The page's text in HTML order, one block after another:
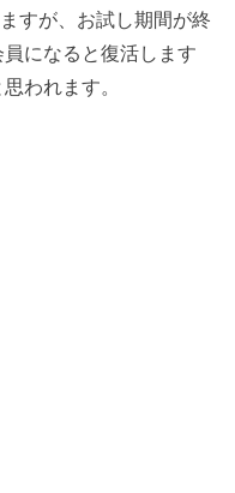
すが、お試し期間が終
になると復活します
われます。